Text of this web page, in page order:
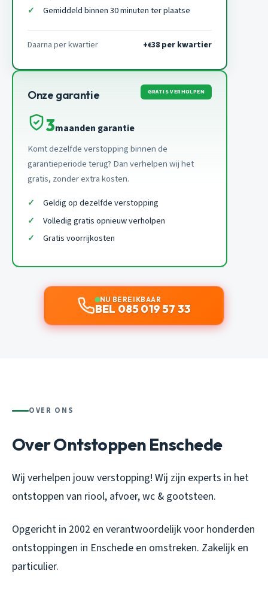
Gemiddeld binnen 30 minuten ter plaatse
Daarna per kwartier +€38 per kwartier
Onze garantie GRATIS VERHOLPEN
3maanden garantie
Komt dezelfde verstopping binnen de
garantieperiode terug? Dan verhelpen wij het
gratis, zonder extra kosten.
Geldig op dezelfde verstopping
Volledig gratis opnieuw verholpen
Gratis voorrijkosten
NU BEREIKBAAR
BEL 085 019 57 33
OVER ONS
Over Ontstoppen Enschede
Wij verhelpen jouw verstopping! Wij zijn experts in het
ontstoppen van riool, afvoer, wc & gootsteen.
Opgericht in 2002 en verantwoordelijk voor honderden
ontstoppingen in Enschede en omstreken. Zakelijk en
particulier.